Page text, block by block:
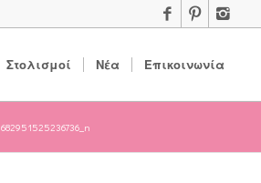
Στολισμοί Νέα Επικοινωνία